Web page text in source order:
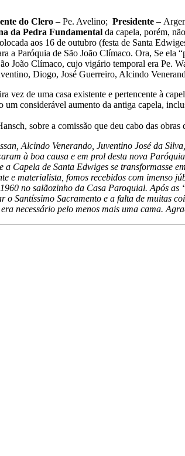
do Clero – Pe. Avelino; Presidente –
da Pedra Fundamental da capela, porém,
aos 16 de outubro (festa de Santa
Paróquia de São João Clímaco. Ora, Se ela
João Clímaco, cujo vigário temporal era Pe.
Diogo, José Guerreiro, Alcindo
de uma casa existente e pertencente à
considerável aumento da antiga capela,
sobre a comissão que deu cabo das obras
Alcindo Venerando, Juventino José da
à boa causa e em prol desta nova
de Santa Edwiges se transformasse
materialista, fomos recebidos com imenso
no salãozinho da Casa Paroquial. Após
Santíssimo Sacramento e a falta de muitas
necessário pelo menos mais uma cama.